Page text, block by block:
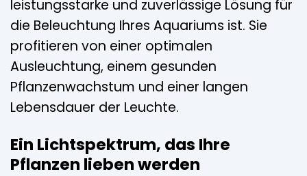
leistungsstarke und zuverlässige Lösung für
die Beleuchtung Ihres Aquariums ist. Sie
profitieren von einer optimalen
Ausleuchtung, einem gesunden
Pflanzenwachstum und einer langen
Lebensdauer der Leuchte.
Ein Lichtspektrum, das Ihre
Pflanzen lieben werden